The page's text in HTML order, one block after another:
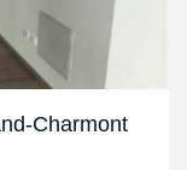
Charmont